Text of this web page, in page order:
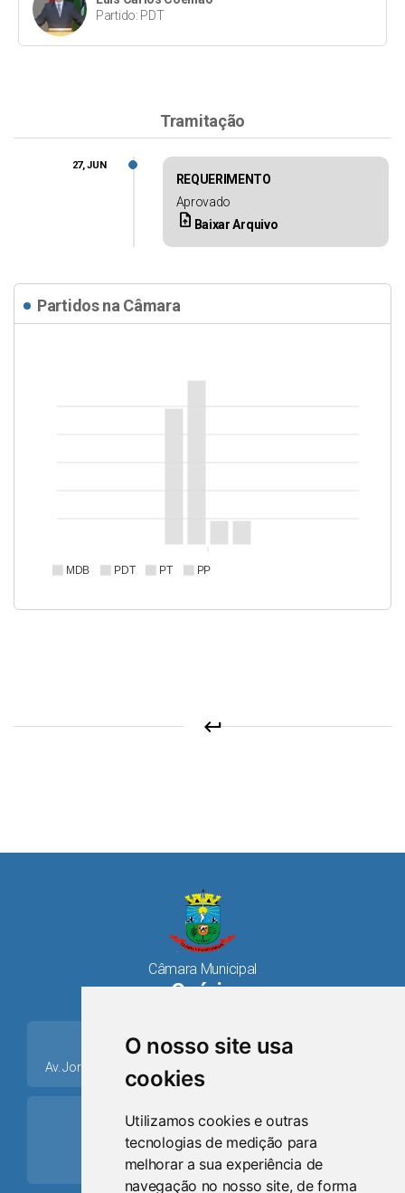
O nosso site usa
cookies
Utilizamos cookies e outras
tecnologias de medição para
melhorar a sua experiência de
navegação no nosso site, de forma
Partido: PDT
Tramitação
REQUERIMENTO
Aprovado
upload_file Baixar Arquivo
27, JUN
Partidos na Câmara
MDB PDT PT PP
keyboard_return
Câmara Municipal
Osório
place
Av. Jorge Dariva, 1211, Centro CEP: 95520.000 - Osório/RS
ring_volume
Telefone
(51) 9 8024-0884